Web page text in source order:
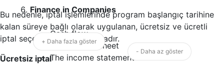
Finance in Companies
Cash flow
The balance sheet
The income statement
Bu nedenle, iptal işlemlerinde program başlangıç tarihine
kalan süreye bağlı olarak uygulanan, ücretsiz ve ücretli
iptal seçenekleri bulunmaktadır.
Ücretsiz iptal
+ Daha fazla göster
- Daha az göster